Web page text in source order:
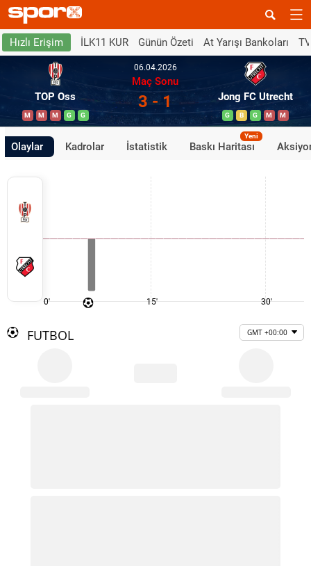
Hızlı Erişim İLK11 KUR Günün Özeti At Yarışı Bankoları
TOP Oss
M M M G G
06.04.2026
Maç Sonu
3 - 1 Jong FC Utrecht
G B G M M
Olaylar Kadrolar İstatistik Baskı Haritası
Yeni
0' 15' 30'
FUTBOL GMT +00:00